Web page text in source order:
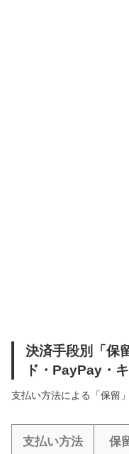
決済手段別「保
ド・PayPay・
支払い方法による「保留
支払い方法 保